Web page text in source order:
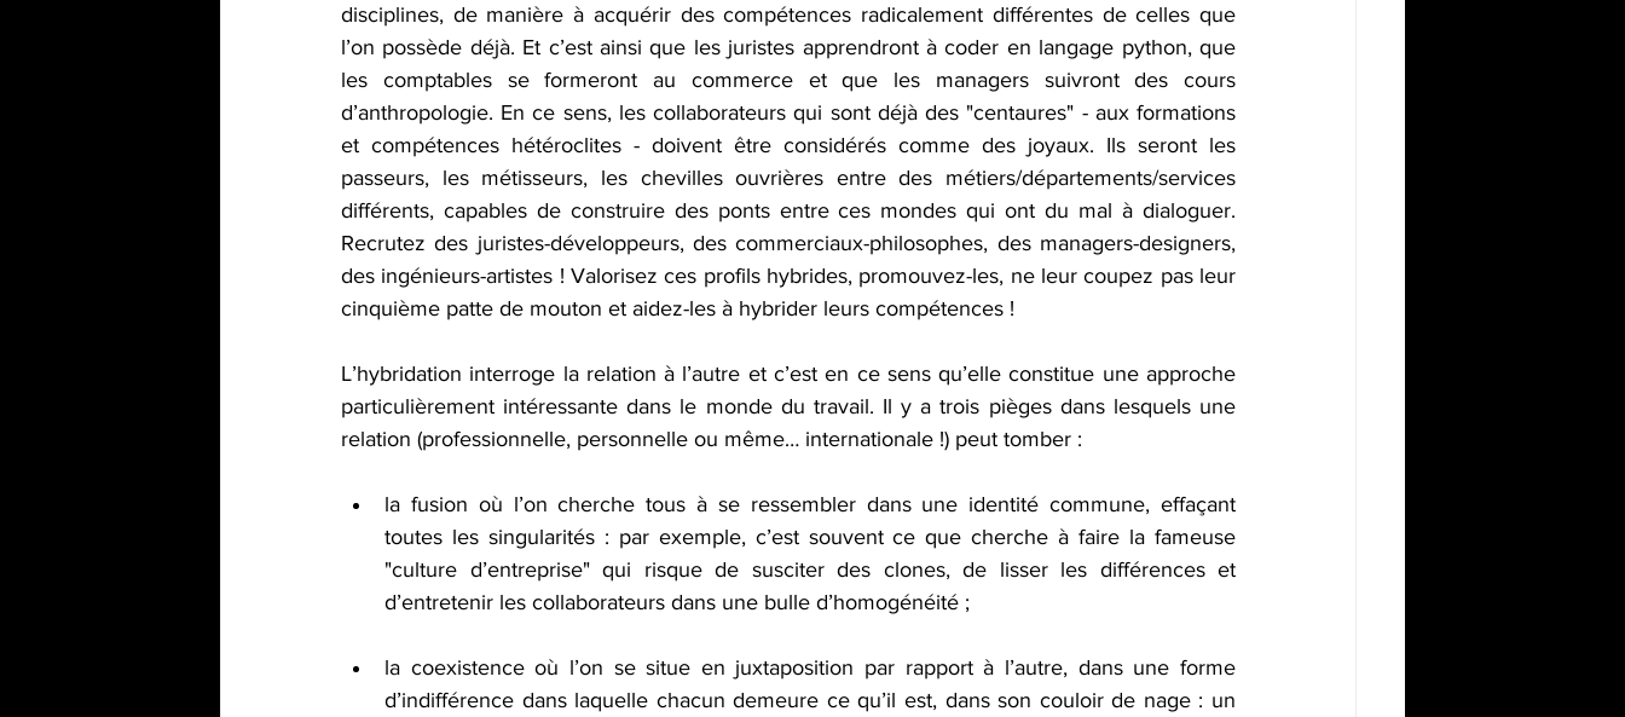
disciplines, de manière à acquérir des compétences radicalement différentes de celles que
l’on possède déjà. Et c’est ainsi que les juristes apprendront à coder en langage python, que
les comptables se formeront au commerce et que les managers suivront des cours
d’anthropologie. En ce sens, les collaborateurs qui sont déjà des "centaures" - aux formations
et compétences hétéroclites - doivent être considérés comme des joyaux. Ils seront les
passeurs, les métisseurs, les chevilles ouvrières entre des métiers/départements/services
différents, capables de construire des ponts entre ces mondes qui ont du mal à dialoguer.
Recrutez des juristes-développeurs, des commerciaux-philosophes, des managers-designers,
des ingénieurs-artistes ! Valorisez ces profils hybrides, promouvez-les, ne leur coupez pas leur
cinquième patte de mouton et aidez-les à hybrider leurs compétences !
L’hybridation interroge la relation à l’autre et c’est en ce sens qu’elle constitue une approche
particulièrement intéressante dans le monde du travail. Il y a trois pièges dans lesquels une
relation (professionnelle, personnelle ou même… internationale !) peut tomber :
la fusion où l’on cherche tous à se ressembler dans une identité commune, effaçant
toutes les singularités : par exemple, c’est souvent ce que cherche à faire la fameuse
"culture d’entreprise" qui risque de susciter des clones, de lisser les différences et
d’entretenir les collaborateurs dans une bulle d’homogénéité ;
la coexistence où l’on se situe en juxtaposition par rapport à l’autre, dans une forme
d’indifférence dans laquelle chacun demeure ce qu’il est, dans son couloir de nage : un